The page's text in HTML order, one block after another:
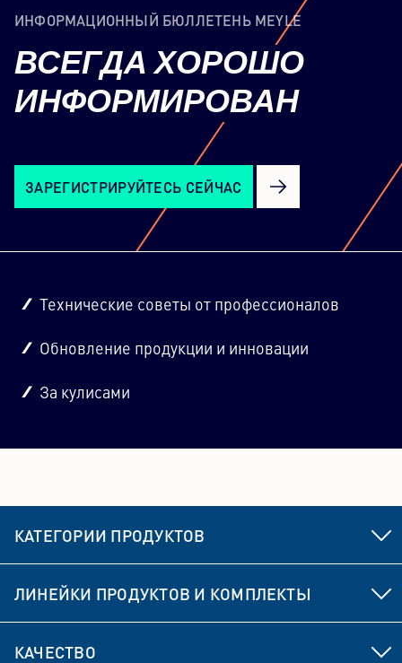
ИНФОРМАЦИОННЫЙ БЮЛЛЕТЕНЬ MEYLE
ВСЕГДА ХОРОШО
ИНФОРМИРОВАН
ЗАРЕГИСТРИРУЙТЕСЬ СЕЙЧАС
Технические советы от профессионалов
Обновление продукции и инновации
За кулисами
КАТЕГОРИИ ПРОДУКТОВ
Элементы привода
ЛИНЕЙКИ ПРОДУКТОВ И КОМПЛЕКТЫ
КАЧЕСТВО